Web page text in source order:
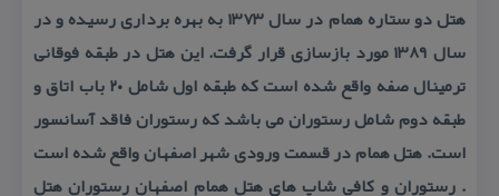
هتل دو ستاره همام در سال ۱۳۷۳ به بهره برداری رسیده و در
سال ۱۳۸۹ مورد بازسازی قرار گرفت. این هتل در طبقه فوقانی
ترمینال صفه واقع شده است كه طبقه اول شامل ۲۰ باب اتاق و
طبقه دوم شامل رستوران می باشد كه رستوران فاقد آسانسور
است. هتل همام در قسمت ورودی شهر اصفهان واقع شده است
. رستوران و كافی شاپ های هتل همام اصفهان رستوران هتل